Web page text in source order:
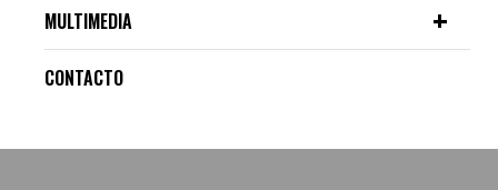
MULTIMEDIA
CONTACTO